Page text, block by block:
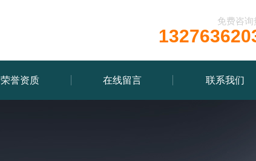
免费咨询
荣誉资质 在线留言 联系我们